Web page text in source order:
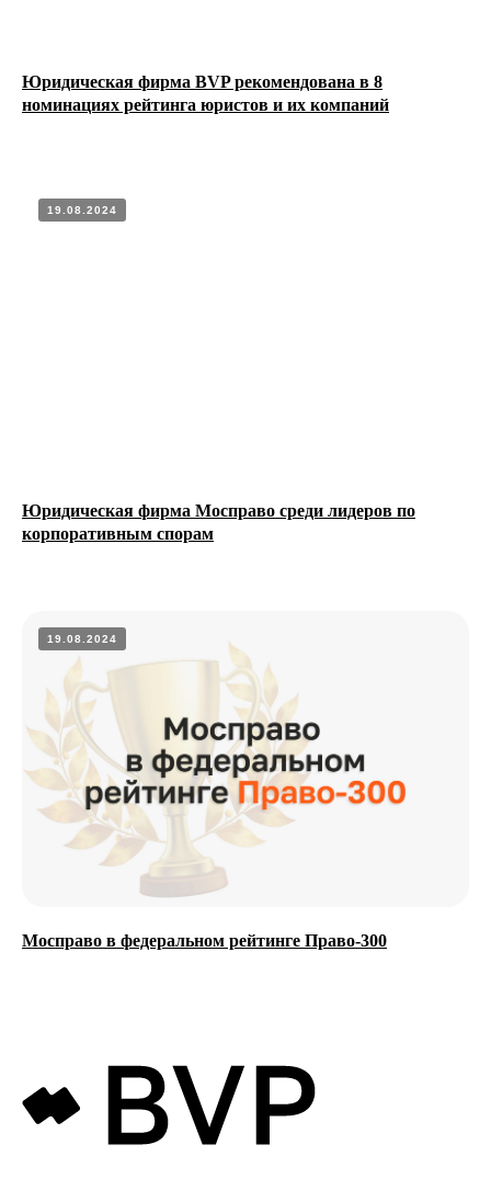
Юридическая фирма BVP рекомендована в 8
номинациях рейтинга юристов и их компаний
19.08.2024
Юридическая фирма Мосправо среди лидеров по
корпоративным спорам
19.08.2024
Мосправо в федеральном рейтинге Право-300